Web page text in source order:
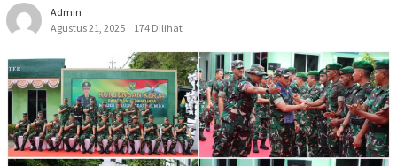
Admin
Agustus 21, 2025
174 Dilihat